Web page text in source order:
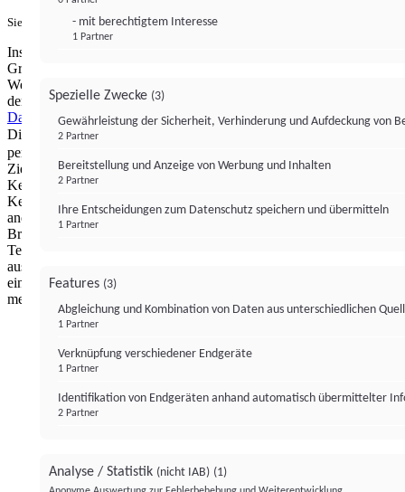
Sie haben ein PUR-Abo?Hier anmelden.
Institutional Money mit Werbung: Wir nutzen aus wirtschaftlichen
Gründen die Möglichkeit, unsere Webseite Dritten als digitalen
Werbeplatz zur Verfügung zu stellen. Über Verarbeitungen, die in
der Verantwortung von uns liegen, können Sie sich in unserer
Datenschutzerklärungnäher informieren.Zur Bereitstellung unserer
Dienste nutzen wir Technologien von
personalisierte Werbung, Messung von Werbeleistung und
Zielgruppenforschung. Cookies, Endgeräte- oder ähnliche Online-
Kennungen (z. B. login-basierte Kennungen, zufällig generierte
Kennungen, netzwerkbasierte Kennungen) können zusammen mit
anderen Informationen (z. B. Browsertyp und
Browserinformationen, Sprache, Bildschirmgröße, unterstützte
Technologien usw.) auf Ihrem Endgerät gespeichert oder von dort
ausgelesen werden, um es jedes Mal wiederzuerkennen, wenn es
eine App oder einer Webseite aufruft. Dies geschieht für einen oder
mehrere der hier aufgeführten Verarbeitungszwecke.
- mit berechtigtem Interesse
1 Partner
Spezielle Zwecke (3)
Gewährleistung der Sicherheit, Verhinderung und Aufdeckung von
2 Partner
Bereitstellung und Anzeige von Werbung und Inhalten
2 Partner
Ihre Entscheidungen zum Datenschutz speichern und übermitteln
1 Partner
Features (3)
Abgleichung und Kombination von Daten aus unterschiedlichen
1 Partner
Verknüpfung verschiedener Endgeräte
1 Partner
Identifikation von Endgeräten anhand automatisch übermittelter
2 Partner
Analyse / Statistik (nicht IAB) (1)
Institutional Money
ImpressumDatenschutzerklärung